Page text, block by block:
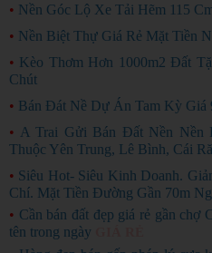
• Nền Góc Lộ Xe Tải Hẽm 115
• Nền Biệt Thự Giá Rẻ Mặt Tiền
• Kèo Thơm Hơn 1000m2 Đất
Chút
• Bán Đát Nề Dự Án Tam Kỳ Giá
• A Trai Gửi Bán Đất Nền
Thuộc Yên Trung, Lê Bình, Cái
• Siêu Hot- Siêu Kinh Doanh.
Chí. Mặt Tiền Đường Gần 70m
• Cần bán đất đẹp giá rẻ gần chợ
tên trong ngày